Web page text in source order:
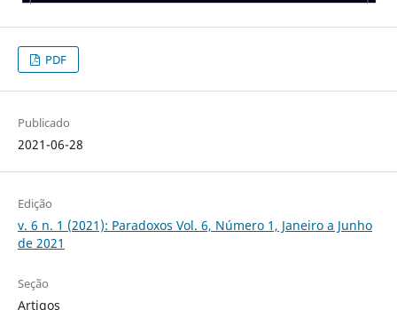
PDF
Publicado
2021-06-28
Edição
v. 6 n. 1 (2021): Paradoxos Vol. 6, Número 1, Janeiro a Junho
de 2021
Seção
Artigos